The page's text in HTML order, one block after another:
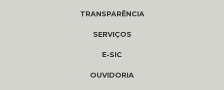
TRANSPARÊNCIA
SERVIÇOS
E-SIC
OUVIDORIA